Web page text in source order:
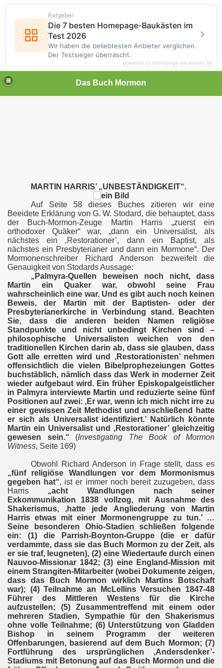
Das Buch Mormon
MARTIN HARRIS’ „UNBESTÄNDIGKEIT“.
Auf Seite 58 dieses Buches zitieren wir eine
Beeidete Erklärung von G. W. Stodard, die behauptet, dass
der Buch-Mormon-Zeuge Martin Harris „zuerst ein
orthodoxer Quäker“ war, „dann ein Universalist, als
nächstes ein ‚Restorationer’, dann ein Baptist, als
nächstes ein Presbyterianer und dann ein Mormone“. Der
Mormonenschreiber Richard Anderson bezweifelt die
Genauigkeit von Stodards Aussage:
„Palmyra-Quellen beweisen noch nicht, dass
Martin ein Quaker war, obwohl seine Frau
wahrscheinlich eine war. Und es gibt auch noch keinen
Beweis, der Martin mit der Baptisten- oder der
Presbyterianerkirche in Verbindung stand. Beachten
Sie, dass die anderen beiden Namen religiöse
Standpunkte und nicht unbedingt Kirchen sind –
philosophische Universalisten weichen von den
traditionellen Kirchen darin ab, dass sie glauben, dass
Gott alle erretten wird und ‚Restorationisten’ nehmen
offensichtlich die vielen Bibelprophezeiungen Gottes
buchstäblich, nämlich dass das Werk in moderner Zeit
wieder aufgebaut wird. Ein früher Episkopalgeistlicher
in Palmyra interviewte Martin und reduzierte seine fünf
Positionen auf zwei: ‚Er war, wenn ich mich nicht irre zu
einer gewissen Zeit Methodist und anschließend hatte
er sich als Universalist identifiziert.’ Natürlich könnte
Martin ein Universalist und ‚Restorationer’ gleichzeitig
gewesen sein.“ (Investigating The Book of Mormon
Witness, Seite 169)
Obwohl Richard Anderson in Frage stellt, dass es
„fünf religiöse Wandlungen vor dem Mormonismus
gegeben hat“, ist er immer noch bereit zuzugeben, dass
Harris „acht Wandlungen nach seiner
Exkommunikation 1838 vollzog, mit Ausnahme des
Shakerismus, ‚hatte jede Angliederung von Martin
Harris etwas mit einer Mormonengruppe zu tun.’ …
Seine besonderen Ohio-Stadien schließen folgende
ein: (1) die Parrish-Boynton-Gruppe (die er dafür
verdammte, dass sie das Buch Mormon zu der Zeit, als
er sie traf, leugneten), (2) eine Wiedertaufe durch einen
Nauvoo-Missionar 1842; (3) eine England-Mission mit
einem Strangiten-Mitarbeiter (wobei Dokumente zeigen,
dass das Buch Mormon wirklich Martins Botschaft
war); (4) Teilnahme an McLellins Versuchen 1847-48
Führer des Mittleren Westens für die Kirche
aufzustellen; (5) Zusammentreffend mit einem oder
mehreren Stadien, Sympathie für den Shakerismus
ohne volle Teilnahme; (6) Unterstützung von Gladden
Bishop in seinem Programm der weiteren
Offenbarungen, basierend auf dem Buch Mormon; (7)
Fortführung des ursprünglichen ‚Andersdenker’-
Stadiums mit Betonung auf das Buch Mormon und die
Ratgeber
Die 7 besten Homepage-Baukästen im
Test 2026
Wir haben die beliebtesten Anbieter verglichen.
Der Testsieger überrascht.
powered by homepage-baukasten.de